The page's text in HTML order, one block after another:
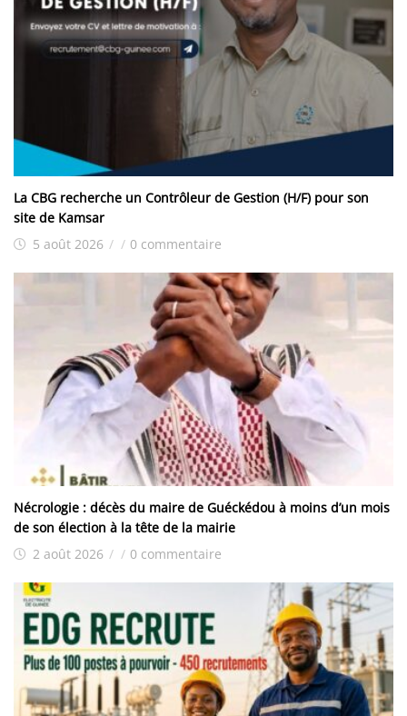
La CBG recherche un Contrôleur de Gestion (H/F) pour son
site de Kamsar
5 août 2026 / / 0 commentaire
Nécrologie : décès du maire de Guéckédou à moins d’un mois
de son élection à la tête de la mairie
2 août 2026 / / 0 commentaire